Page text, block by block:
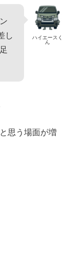
ハイエースく
ん
し
と思う場面が増